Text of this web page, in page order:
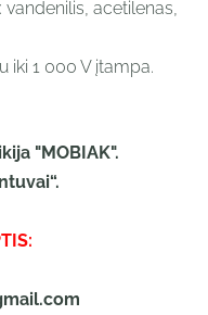
acetilenas,
iki 1 000 V įtampa.
"MOBIAK".